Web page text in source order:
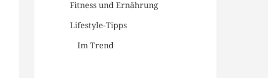
Fitness und Ernährung
Lifestyle-Tipps
Im Trend